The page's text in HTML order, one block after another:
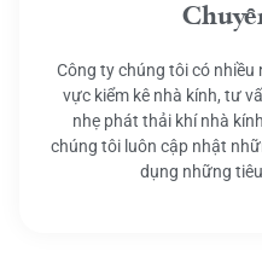
Công ty chúng tôi có
vực kiểm kê nhà kính, tư
nhẹ phát thải khí nhà
chúng tôi luôn cập nhật
dụng những